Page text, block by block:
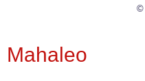
©
Mahaleo